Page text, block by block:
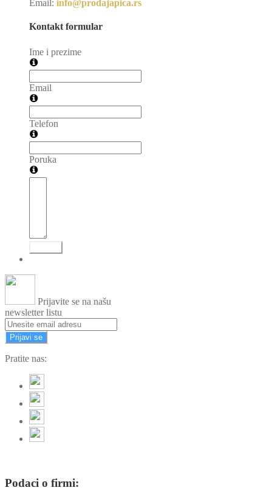
Email: info@prodajapica.rs
Kontakt formular
Ime i prezime
Email
Telefon
Poruka
Prijavite se na našu
newsletter listu
Prijavi se
Pratite nas:
Podaci o firmi: